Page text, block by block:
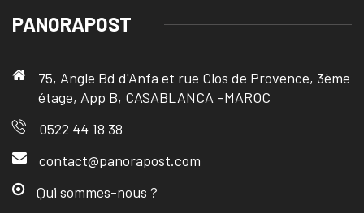
PANORAPOST
75, Angle Bd d'Anfa et rue Clos de Provence, 3ème
étage, App B, CASABLANCA –MAROC
0522 44 18 38
contact@panorapost.com
Qui sommes-nous ?